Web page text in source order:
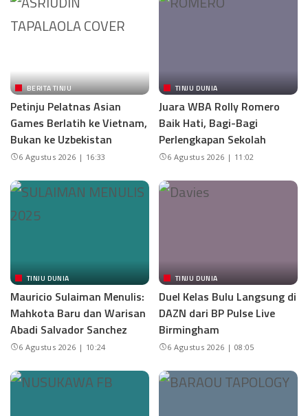
BERITA TINJU
Petinju Pelatnas Asian
Games Berlatih ke Vietnam,
Bukan ke Uzbekistan
6 Agustus 2026 | 16:33
TINJU DUNIA
Juara WBA Rolly Romero
Baik Hati, Bagi-Bagi
Perlengkapan Sekolah
6 Agustus 2026 | 11:02
TINJU DUNIA
Mauricio Sulaiman Menulis:
Mahkota Baru dan Warisan
Abadi Salvador Sanchez
6 Agustus 2026 | 10:24
TINJU DUNIA
Duel Kelas Bulu Langsung di
DAZN dari BP Pulse Live
Birmingham
6 Agustus 2026 | 08:05